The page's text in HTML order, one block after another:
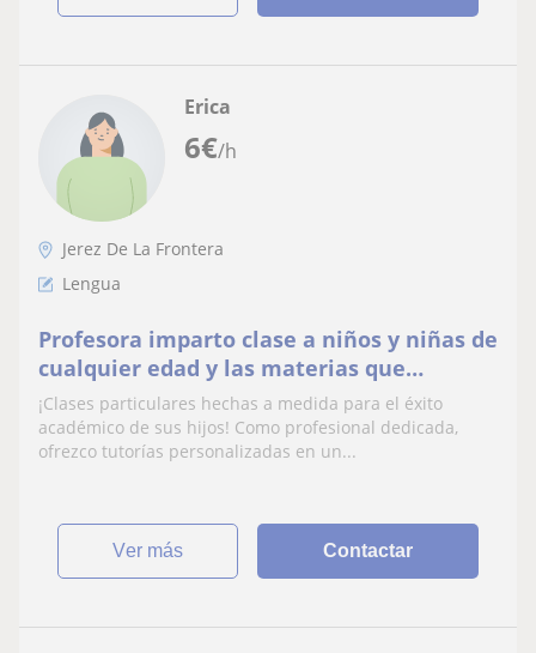
6€/h
Erica
Jerez De La Frontera
Lengua
Profesora imparto clase a niños y niñas de
cualquier edad y las materias que
necesite no dude en preguntar
¡Clases particulares hechas a medida para el éxito
académico de sus hijos! Como profesional dedicada,
ofrezco tutorías personalizadas en un...
ver más Contactar